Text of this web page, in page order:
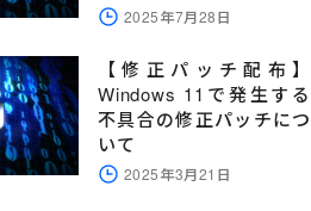
2025年7月28日
【修正パッチ配布】
Windows 11で発生する
不具合の修正パッチにつ
いて
2025年3月21日